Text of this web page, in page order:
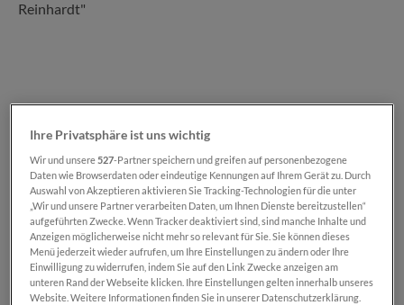
SN-Card € 4,00*
Normal € 6,00*
Preise inkl. MwSt. zzgl. Versandkosten
Ihre Privatsphäre ist uns wichtig
Wir und unsere527-Partner speichern und greifen auf personenbezogene
Daten wie Browserdaten oder eindeutige Kennungen auf Ihrem Gerät zu. Durch
Auswahl von Akzeptieren aktivieren Sie Tracking-Technologien für die unter
„Wir und unsere Partner verarbeiten Daten, um Ihnen Dienste bereitzustellen“
aufgeführten Zwecke. Wenn Tracker deaktiviert sind, sind manche Inhalte und
Anzeigen möglicherweise nicht mehr so relevant für Sie. Sie können dieses
Menü jederzeit wieder aufrufen, um Ihre Einstellungen zu ändern oder Ihre
Einwilligung zu widerrufen, indem Sie auf den Link Zwecke anzeigen am
unteren Rand der Webseite klicken. Ihre Einstellungen gelten innerhalb unseres
Website. Weitere Informationen finden Sie in unserer Datenschutzerklärung.